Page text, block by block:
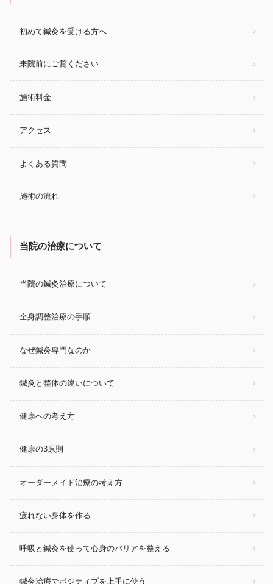
初めて鍼灸を受ける方へ
来院前にご覧ください
施術料金
アクセス
よくある質問
施術の流れ
当院の治療について
当院の鍼灸治療について
全身調整治療の手順
なぜ鍼灸専門なのか
鍼灸と整体の違いについて
健康への考え方
健康の3原則
オーダーメイド治療の考え方
疲れない身体を作る
呼吸と鍼灸を使って心身のバリアを整える
鍼灸治療でポジティブを上手に使う